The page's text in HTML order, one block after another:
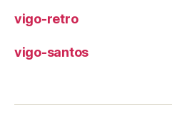
vigo-retro
vigo-santos